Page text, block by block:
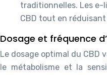
traditionnelles. Les e-
CBD tout en
Dosage et fréquence
Le dosage optimal du CBD
le métabolisme et la